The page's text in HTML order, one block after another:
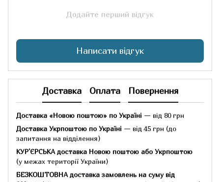
Додайте перший відгук
Написати відгук
Доставка Оплата Повернення
Доставка «Новою поштою» по Україні — від 80 грн
Доставка Укрпоштою по Україні — від 45 грн (до
запитання на відділення)
КУР'ЄРСЬКА доставка Новою поштою або Укрпоштою
(у межах території України)
БЕЗКОШТОВНА доставка замовлень на суму від